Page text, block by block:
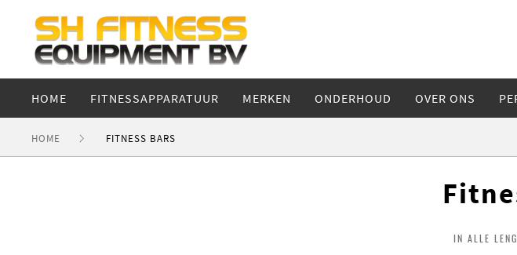
HOME FITNESSAPPARATUUR MERKEN ONDERHOUD OVER ONS
HOME FITNESS BARS
IN ALLE